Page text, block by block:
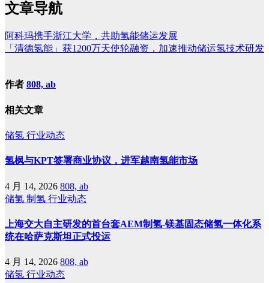
文章导航
阿科玛携手浙江大学，共助氢能储运发展
「清德氢能」获1200万天使轮融资，加速推动储运氢技术研发
作者 808, ab
相关文章
储氢 行业动态
氢枫与KPT签署商业协议，进军越南氢能市场
4 月 14, 2026 808, ab
储氢 制氢 行业动态
上海交大自主研发的首台套AEM制氢-镁基固态储氢一体化系
统在哈萨克斯坦正式投运
4 月 14, 2026 808, ab
储氢 行业动态